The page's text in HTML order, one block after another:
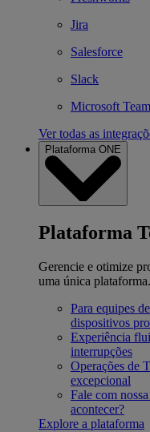
Jira
Salesforce
Slack
Microsoft
Ver todas as
Plataforma ONE
Plataforma
Gerencie e otimize
uma única plataforma.
Para equipes
dispositivos
Experiência
interrupções
Operações de
excepcional
Fale com
acontecer?
Explore a plataforma